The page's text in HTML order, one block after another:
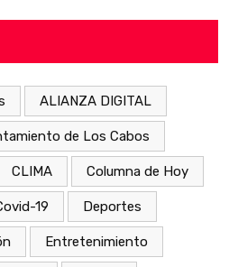
ALIANZA DIGITAL
de Los Cabos
CLIMA Columna de Hoy
19 Deportes
Entretenimiento